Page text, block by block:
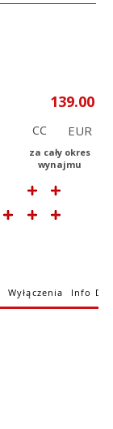
CC
za cały okres
wynajmu
Wyłączenia Info